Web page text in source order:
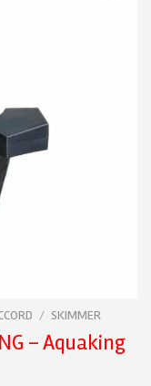
/ SKIMMER
– Aquaking